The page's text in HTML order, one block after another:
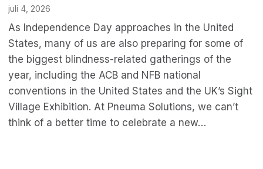
juli 4, 2026
As Independence Day approaches in the United
States, many of us are also preparing for some of
the biggest blindness-related gatherings of the
year, including the ACB and NFB national
conventions in the United States and the UK’s Sight
Village Exhibition. At Pneuma Solutions, we can’t
think of a better time to celebrate a new…